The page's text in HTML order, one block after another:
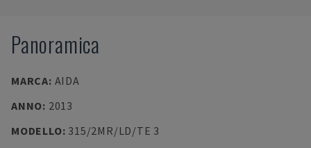
Panoramica
MARCA: AIDA
ANNO: 2013
MODELLO: 315/2MR/LD/TE 3